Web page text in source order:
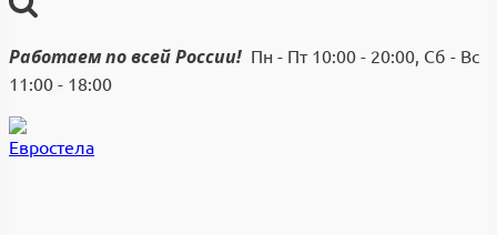
Работаем по всей России! Пн - Пт 10:00 - 20:00, Сб - Вс
11:00 - 18:00